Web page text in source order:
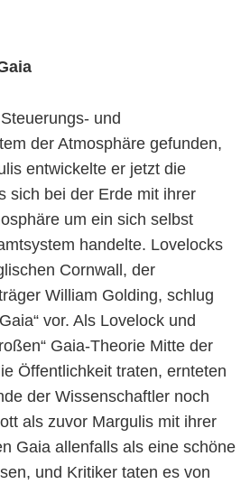
und
der Atmosphäre gefunden,
entwickelte er jetzt die
sich bei der Erde mit ihrer
um ein sich selbst
handelte. Lovelocks
Cornwall, der
William Golding, schlug
vor. Als Lovelock und
Gaia-Theorie Mitte der
Öffentlichkeit traten, ernteten
der Wissenschaftler noch
als zuvor Margulis mit ihrer
Gaia allenfalls als eine schöne
und Kritiker taten es von